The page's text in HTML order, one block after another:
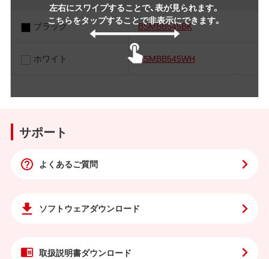
左右にスワイプすることで、表が見られます。
こちらをタップすることで非表示にできます。
ブラック BSMBB545BK
ホワイト BSMBB545WH
サポート
よくあるご質問
ソフトウェアダウンロード
取扱説明書ダウンロード